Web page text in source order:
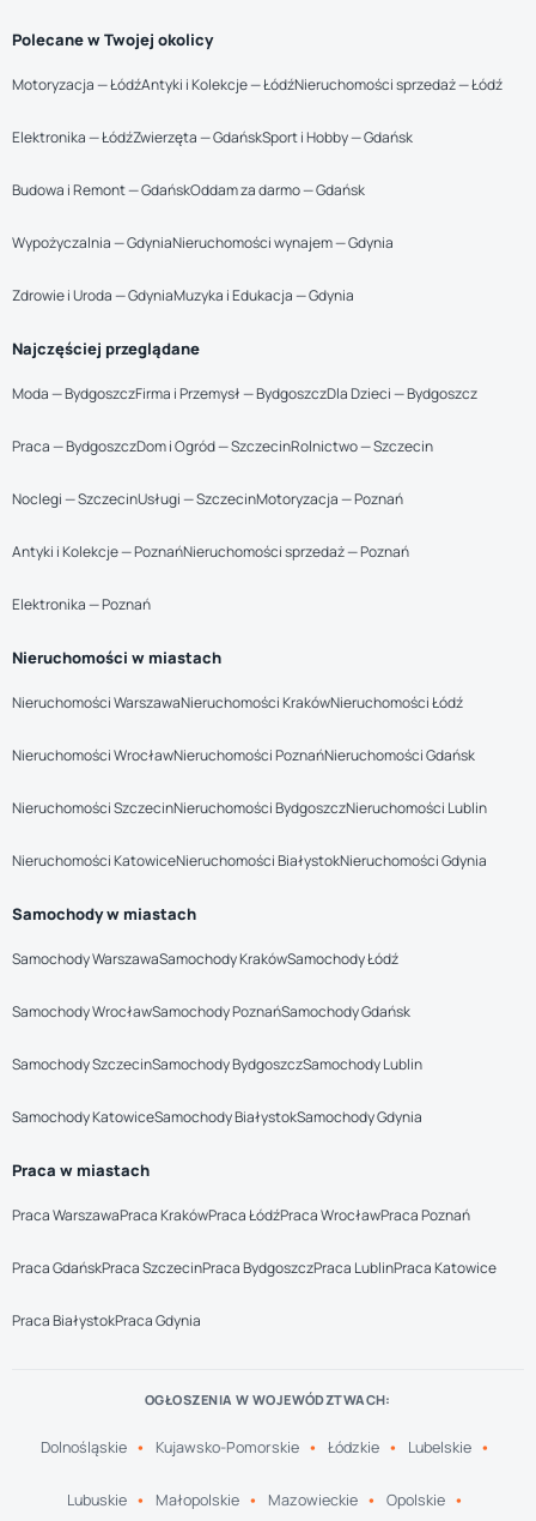
Polecane w Twojej okolicy
Motoryzacja — ŁódźAntyki i Kolekcje — ŁódźNieruchomości sprzedaż — Łódź
Elektronika — ŁódźZwierzęta — GdańskSport i Hobby — Gdańsk
Budowa i Remont — GdańskOddam za darmo — Gdańsk
Wypożyczalnia — GdyniaNieruchomości wynajem — Gdynia
Zdrowie i Uroda — GdyniaMuzyka i Edukacja — Gdynia
Najczęściej przeglądane
Moda — BydgoszczFirma i Przemysł — BydgoszczDla Dzieci — Bydgoszcz
Praca — BydgoszczDom i Ogród — SzczecinRolnictwo — Szczecin
Noclegi — SzczecinUsługi — SzczecinMotoryzacja — Poznań
Antyki i Kolekcje — PoznańNieruchomości sprzedaż — Poznań
Elektronika — Poznań
Nieruchomości w miastach
Nieruchomości WarszawaNieruchomości KrakówNieruchomości Łódź
Nieruchomości WrocławNieruchomości PoznańNieruchomości Gdańsk
Nieruchomości SzczecinNieruchomości BydgoszczNieruchomości Lublin
Nieruchomości KatowiceNieruchomości BiałystokNieruchomości Gdynia
Samochody w miastach
Samochody WarszawaSamochody KrakówSamochody Łódź
Samochody WrocławSamochody PoznańSamochody Gdańsk
Samochody SzczecinSamochody BydgoszczSamochody Lublin
Samochody KatowiceSamochody BiałystokSamochody Gdynia
Praca w miastach
Praca WarszawaPraca KrakówPraca ŁódźPraca WrocławPraca Poznań
Praca GdańskPraca SzczecinPraca BydgoszczPraca LublinPraca Katowice
Praca BiałystokPraca Gdynia
OGŁOSZENIA W WOJEWÓDZTWACH:
Dolnośląskie Kujawsko-Pomorskie Łódzkie Lubelskie
Lubuskie Małopolskie Mazowieckie Opolskie